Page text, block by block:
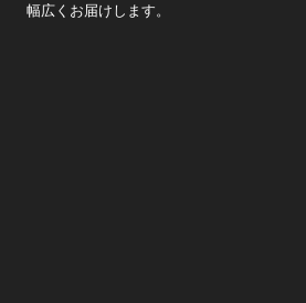
幅広くお届けします。